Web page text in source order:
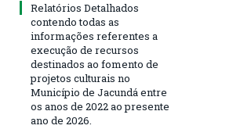
Relatórios Detalhados
contendo todas as
informações referentes a
execução de recursos
destinados ao fomento de
projetos culturais no
Município de Jacundá entre
os anos de 2022 ao presente
ano de 2026.